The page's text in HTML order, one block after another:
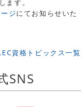
ます。
ジにてお知らせいた
資格トピックス一覧
SNS